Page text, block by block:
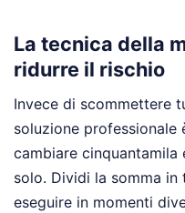
La tecnica della
ridurre il rischio
Invece di scommettere
soluzione professionale
cambiare
solo. Dividi la somma
eseguire in momenti